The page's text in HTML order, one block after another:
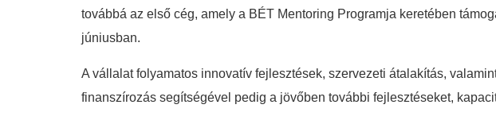
továbbá az első cég, amely a BÉT Mentoring Programja keretében
júniusban.
A vállalat folyamatos innovatív fejlesztések, szervezeti átalakítás,
finanszírozás segítségével pedig a jövőben további fejlesztéseket,